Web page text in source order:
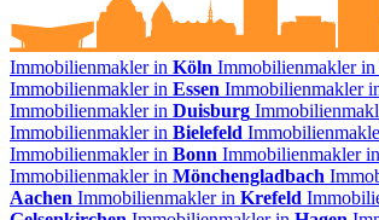
Immobilienmakler in Köln Immobilienmakler in
Immobilienmakler in Essen Immobilienmakler
Immobilienmakler in Duisburg
Immobilienmakler in Bielefeld
Immobilienmakler in Bonn Immobilienmakler in
Immobilienmakler in Mönchengladbach
Aachen Immobilienmakler in Krefeld